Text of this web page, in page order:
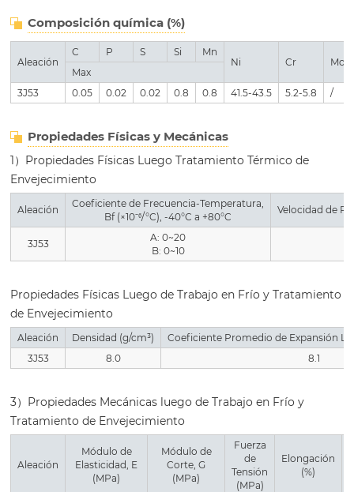
Composición química (%)
Aleación
C P S Si
Mn
Ni
Cr
Mo
Max
3J53
0.05 0.02 0.02 0.8 0.8 41.5-43.5 5.2-5.8 /
Propiedades Físicas y Mecánicas
1）Propiedades Físicas Luego Tratamiento Térmico de
Envejecimiento
Aleación
Coeficiente de Frecuencia-Temperatura,
Bf (×10⁻⁶/°C), -40°C a +80°C
Velocidad de
3J53
A: 0~20
B: 0~10
Propiedades Físicas Luego de Trabajo en Frío y Tratamiento
de Envejecimiento
Aleación Densidad (g/cm³)
Coeficiente Promedio de Expansión
3J53
8.0 8.1
3）Propiedades Mecánicas luego de Trabajo en Frío y
Tratamiento de Envejecimiento
Aleación
Módulo de
Elasticidad, E
(MPa)
Módulo de
Corte, G
(MPa)
Fuerza
de
Tensión
(MPa)
Elongación
(%)